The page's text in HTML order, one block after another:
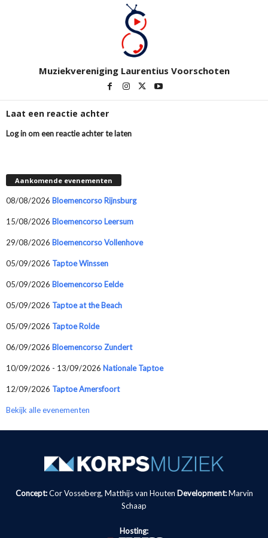
Muziekvereniging Laurentius Voorschoten
Laat een reactie achter
Log in om een reactie achter te laten
Aankomende evenementen
08/08/2026 Bloemencorso Rijnsburg
15/08/2026 Bloemencorso Leersum
29/08/2026 Bloemencorso Vollenhove
05/09/2026 Taptoe Winssen
05/09/2026 Bloemencorso Eelde
05/09/2026 Taptoe at the Beach
05/09/2026 Taptoe Rolde
06/09/2026 Bloemencorso Zundert
10/09/2026 - 13/09/2026 Nationale Taptoe
12/09/2026 Taptoe Amersfoort
Bekijk alle evenementen
Concept:Cor Vosseberg, Matthijs van Houten Development: Marvin
Schaap
Hosting: